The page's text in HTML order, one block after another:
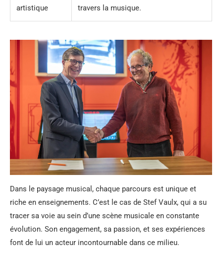
artistique
travers la musique.
Dans le paysage musical, chaque parcours est unique et
riche en enseignements. C’est le cas de Stef Vaulx, qui a su
tracer sa voie au sein d’une scène musicale en constante
évolution. Son engagement, sa passion, et ses expériences
font de lui un acteur incontournable dans ce milieu.